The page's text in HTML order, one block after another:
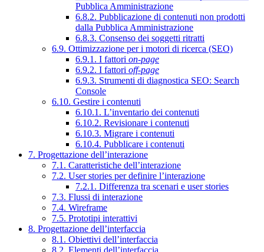
Pubblica Amministrazione
6.8.2. Pubblicazione di contenuti non prodotti
dalla Pubblica Amministrazione
6.8.3. Consenso dei soggetti ritratti
6.9. Ottimizzazione per i motori di ricerca (SEO)
6.9.1. I fattori on-page
6.9.2. I fattori off-page
6.9.3. Strumenti di diagnostica SEO: Search
Console
6.10. Gestire i contenuti
6.10.1. L’inventario dei contenuti
6.10.2. Revisionare i contenuti
6.10.3. Migrare i contenuti
6.10.4. Pubblicare i contenuti
7. Progettazione dell’interazione
7.1. Caratteristiche dell’interazione
7.2. User stories per definire l’interazione
7.2.1. Differenza tra scenari e user stories
7.3. Flussi di interazione
7.4. Wireframe
7.5. Prototipi interattivi
8. Progettazione dell’interfaccia
8.1. Obiettivi dell’interfaccia
8.2. Elementi dell’interfaccia